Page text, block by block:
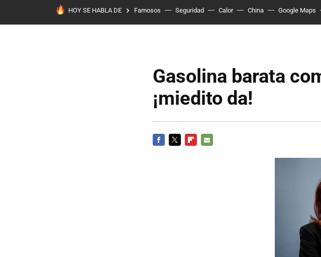
HOY SE HABLA DE Famosos Seguridad Calor China Google Maps
Gasolina barata
¡miedito da!